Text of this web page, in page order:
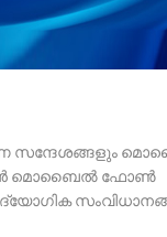
സന്ദേശങ്ങളും
മൊബൈൽ ഫോൺ